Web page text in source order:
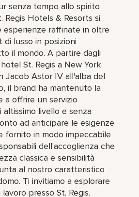
senza tempo allo spirito
Regis Hotels & Resorts si
esperienze raffinate in oltre
lusso in posizioni
il mondo. A partire dagli
St. Regis a New York
Jacob Astor IV all'alba del
il brand ha mantenuto la
a offrire un servizio
livello e senza
ad anticipare le esigenze
fornito in modo impeccabile
dell'accoglienza che
classica e sensibilità
al nostro caratteristico
Ti invitiamo a esplorare
presso St. Regis.